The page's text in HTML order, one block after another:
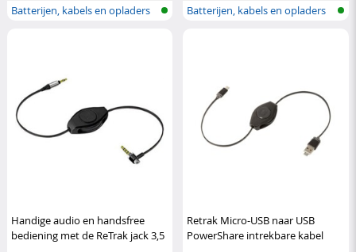
Batterijen, kabels en opladers
Batterijen, kabels en opladers
Handige audio en handsfree
bediening met de ReTrak jack 3,5
Retrak Micro-USB naar USB
PowerShare intrekbare kabel